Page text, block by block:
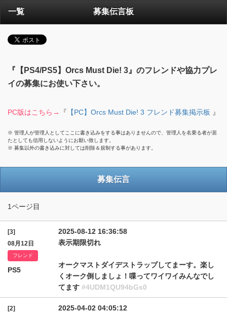
一覧 募集伝言板
『【PS4/PS5】Orcs Must Die! 3』のフレンドや協力プレ
イの募集にお使い下さい。
PC版はこちら→ 『 【PC】Orcs Must Die! 3 フレンド募集掲示板 』
※ 管理人が管理人としてここに書き込みをする事はありませんので、管理人を名乗る者が居
たとしても信用しないようにお願い致します。
※ 募集以外の書き込みに対しては削除＆規制する事があります。
募集伝言
1ページ目
[3]
08月12日
フレンド
PS5
2025-08-12 16:36:58
表示期限切れ
オークマストダイデストラップしてまーす。楽し
くオーク倒しましょ！喋ってワイワイみんなでし
てます #4UDM1QU94bGs0
[2]
2025-04-02 04:05:12